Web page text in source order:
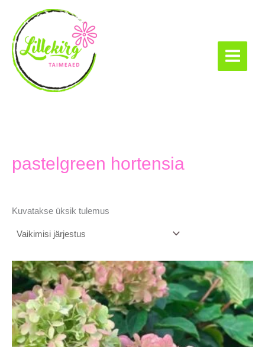
content
pastelgreen hortensia
Kuvatakse üksik tulemus